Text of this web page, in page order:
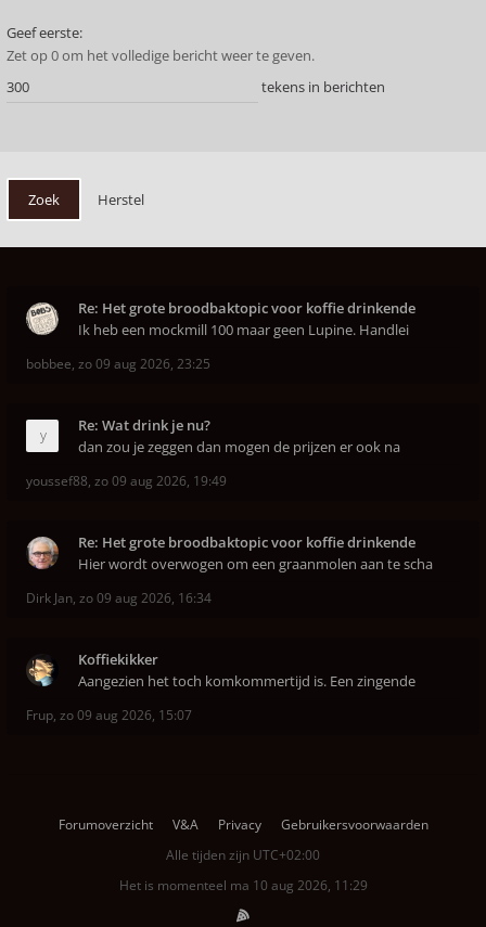
Geef eerste:
Zet op 0 om het volledige bericht weer te geven.
tekens in berichten
Re: Het grote broodbaktopic voor koffie drinkende
Ik heb een mockmill 100 maar geen Lupine. Handlei
bobbee, zo 09 aug 2026, 23:25
Re: Wat drink je nu?
dan zou je zeggen dan mogen de prijzen er ook na
youssef88, zo 09 aug 2026, 19:49
Re: Het grote broodbaktopic voor koffie drinkende
Hier wordt overwogen om een graanmolen aan te scha
Dirk Jan, zo 09 aug 2026, 16:34
Koffiekikker
Aangezien het toch komkommertijd is. Een zingende
Frup, zo 09 aug 2026, 15:07
Forumoverzicht V&A Privacy
Gebruikersvoorwaarden
Alle tijden zijn UTC+02:00
Het is momenteel ma 10 aug 2026, 11:29